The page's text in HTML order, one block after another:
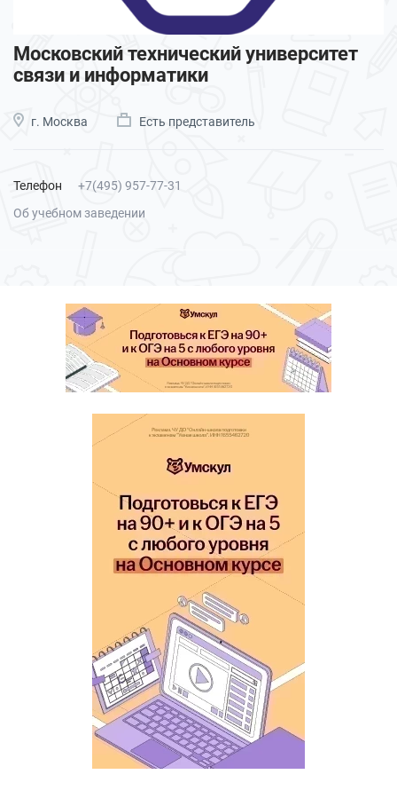
Московский технический университет
связи и информатики
г. Москва Есть представитель
Телефон
+7(495) 957-77-31
Об учебном заведении